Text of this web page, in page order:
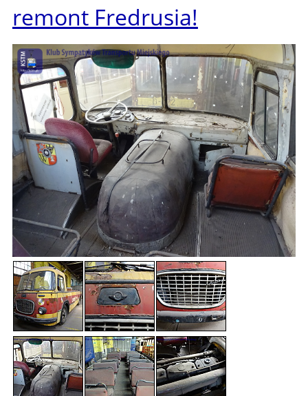
remont Fredrusia!